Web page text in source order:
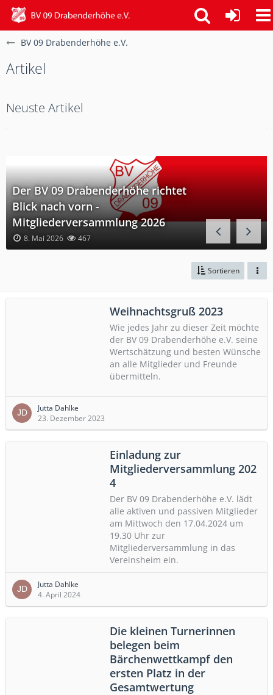
BV 09 Drabenderhöhe e.V.
Artikel
Neuste Artikel
Der BV 09 Drabenderhöhe richtet
Blick nach vorn -
Mitgliederversammlung 2026
8. Mai 2026 467
Mitgliederversammlung 202​6
Nachruf - Der BV 09 trauert um
Sortieren
Weihnachtsgruß 2023
Wie jedes Jahr zu dieser Zeit möchte
der BV 09 Drabenderhöhe e.V. seine
Wertschätzung und besten Wünsche
an alle Mitglieder und Freunde
übermitteln.
Jutta Dahlke
23. Dezember 2023
Einladung zur
Mitgliederversammlung 202​
4
Der BV 09 Drabenderhöhe e.V. lädt
alle aktiven und passiven Mitglieder
am Mittwoch den 17.04.2024 um
19.30 Uhr zur
Mitgliederversammlung in das
Vereinsheim ein.
Jutta Dahlke
4. April 2024
Die kleinen Turnerinnen
belegen beim
Bärchenwettkampf den
ersten Platz in der
Gesamtwertung